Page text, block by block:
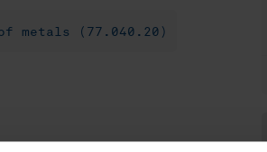
metals (77.040.20)